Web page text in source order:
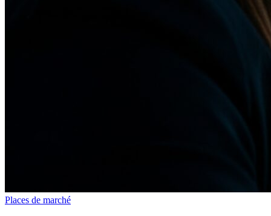
Places de marché